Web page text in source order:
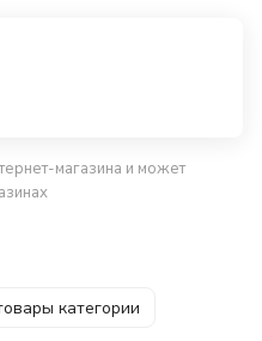
магазина и может
категории